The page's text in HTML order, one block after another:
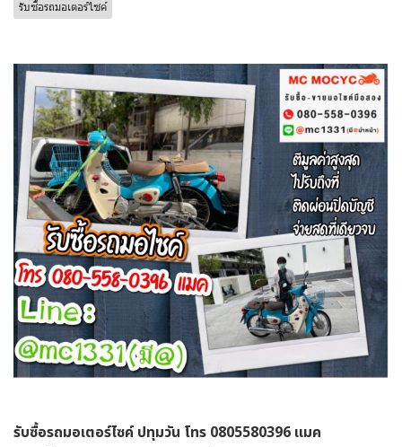
รับซื้อรถมอเตอร์ไซค์
รับซื้อรถมอเตอร์ไซค์ ปทุมวัน โทร 0805580396 แมค